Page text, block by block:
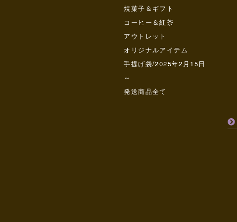
焼菓子＆ギフト
コーヒー＆紅茶
アウトレット
オリジナルアイテム
手提げ袋/2025年2月15日
～
発送商品全て